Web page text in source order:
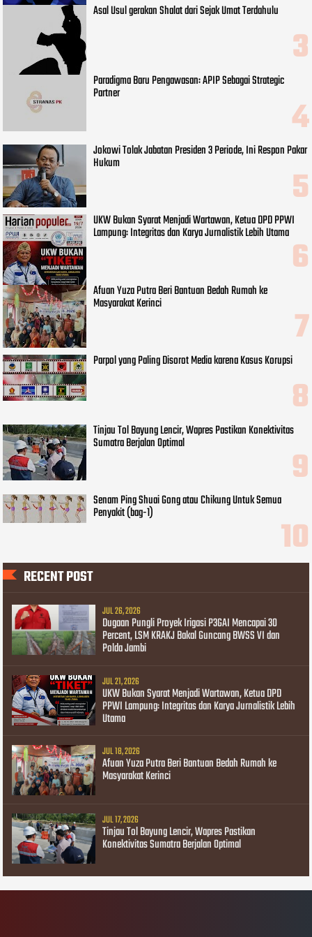
Asal Usul gerakan Shalat dari Sejak Umat Terdahulu
Paradigma Baru Pengawasan: APIP Sebagai Strategic
Partner
Jokowi Tolak Jabatan Presiden 3 Periode, Ini Respon Pakar
Hukum
UKW Bukan Syarat Menjadi Wartawan, Ketua DPD PPWI
Lampung: Integritas dan Karya Jurnalistik Lebih Utama
Afuan Yuza Putra Beri Bantuan Bedah Rumah ke
Masyarakat Kerinci
Parpol yang Paling Disorot Media karena Kasus Korupsi
Tinjau Tol Bayung Lencir, Wapres Pastikan Konektivitas
Sumatra Berjalan Optimal
Senam Ping Shuai Gong atau Chikung Untuk Semua
Penyakit (bag-1)
RECENT POST
JUL 26, 2026
Dugaan Pungli Proyek Irigasi P3GAI Mencapai 30
Percent, LSM KRAKJ Bakal Guncang BWSS VI dan
Polda Jambi
JUL 21, 2026
UKW Bukan Syarat Menjadi Wartawan, Ketua DPD
PPWI Lampung: Integritas dan Karya Jurnalistik Lebih
Utama
JUL 18, 2026
Afuan Yuza Putra Beri Bantuan Bedah Rumah ke
Masyarakat Kerinci
JUL 17, 2026
Tinjau Tol Bayung Lencir, Wapres Pastikan
Konektivitas Sumatra Berjalan Optimal